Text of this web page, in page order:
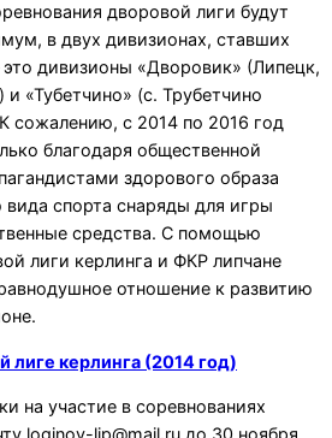
дворовой лиги будут
в двух дивизионах, ставших
дивизионы «Дворовик» (Липецк,
«Тубетчино» (с. Трубетчино
сожалению, с 2014 по 2016 год
благодаря общественной
здорового образа
спорта снаряды для игры
средства. С помощью
лиги керлинга и ФКР липчане
отношение к развитию
лиге керлинга (2014 год)
на участие в соревнованиях
loginov-lip@mail.ru до 30 ноября